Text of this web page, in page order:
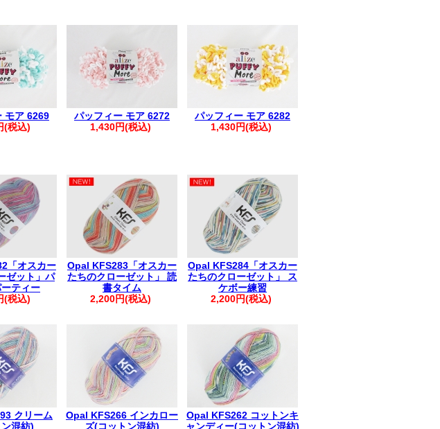
、あらかじめご了承ください。
っております。
、対応いたしかねます。
同日発送となるご注文につきましては、まとめて発送させていただ
】とご案内いたします。
いただいた場合は、ご注文も1件におまとめさせていただきます。
数ですがお電話にてご連絡ください。
た際は、誠に恐れ入りますが、破棄していただきますようお願い
モア 6269
(税込)
パッフィー モア 6272
1,430円(税込)
パッフィー モア 6282
1,430円(税込)
「オスカー
ゼット」パ
ティー
(税込)
Opal KFS283「オスカー
たちのクローゼット」 読
書タイム
2,200円(税込)
Opal KFS284「オスカー
たちのクローゼット」 ス
ケボー練習
2,200円(税込)
クリーム
混紡)
Opal KFS266 インカロー
ズ(コットン混紡)
Opal KFS262 コットンキ
ャンディー(コットン混紡)